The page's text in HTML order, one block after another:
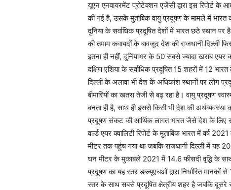
यूएन एनवायरमेंट प्रोटेक्शन एजेंसी द्वारा इस रिपोर्ट के
की गई है, उसके मुताबिक वायु प्रदूषण के मामले में भारत
दुनिया के सर्वाधिक प्रदूषित देशों में भारत छठे स्थान
की तमाम कवायदों के बावजूद देश की राजधानी दिल्ली
इतना ही नहीं, दुनियाभर के 50 सबसे ज्यादा खराब
दक्षिण एशिया के सर्वाधिक प्रदूषित 15 शहरों में 12
दिल्ली के अलावा भी देश के अधिकांश स्थानों पर लोग
बीमारियों का खतरा तेजी से बढ़ रहा है। वायु प्रदूषण
बनता ही है, साथ ही इससे किसी भी देश की अर्थव्यवस्था
प्रदूषण संकट की आर्थिक लागत भारत जैसे देश के लिए
वर्ल्ड एयर क्वालिटी रिपोर्ट के मुताबिक भारत में वर्ष
मीटर तक पहुंच गया था जबकि राजधानी दिल्ली में यह
घन मीटर के मुकाबले 2021 में 14.6 फीसदी वृद्धि के
प्रदूषण का यह स्तर डब्ल्यूएचओ द्वारा निर्धारित मानकों
स्तर के साथ सबसे प्रदूषित क्षेत्रीय शहर है जबकि दूसरे